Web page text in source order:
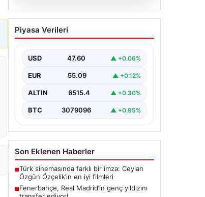
05.08.2026
Fenerbahçe, Real
Madrid’in genç yıldızını
Piyasa Verileri
USD 47.60 ▲ +0.06%
EUR 55.09 ▲ +0.12%
ALTIN 6515.4 ▲ +0.30%
BTC 3079096 ▲ +0.95%
Son Eklenen Haberler
■Türk sinemasında farklı bir imza: Ceylan
Özgün Özçelik’in en iyi filmleri
■Fenerbahçe, Real Madrid’in genç yıldızını